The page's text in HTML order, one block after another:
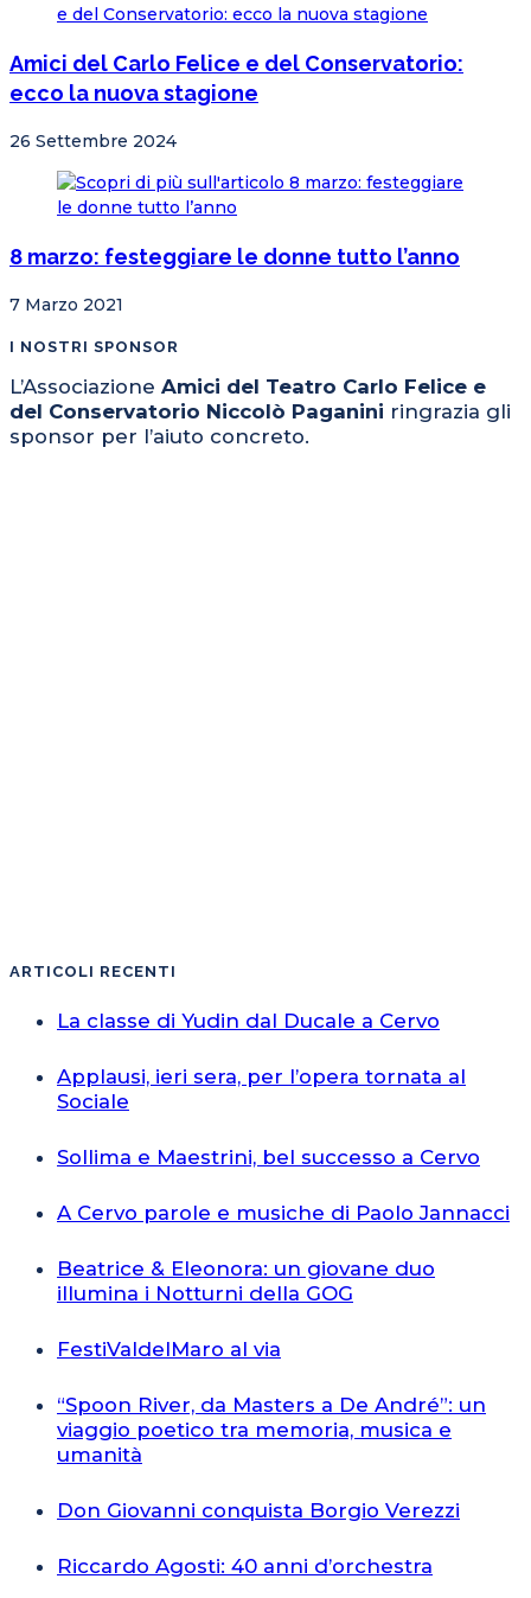
Amici del Carlo Felice e del Conservatorio:
ecco la nuova stagione
26 Settembre 2024
8 marzo: festeggiare le donne tutto l’anno
7 Marzo 2021
I NOSTRI SPONSOR
L’Associazione Amici del Teatro Carlo Felice e
del Conservatorio Niccolò Paganini ringrazia gli
sponsor per l’aiuto concreto.
ARTICOLI RECENTI
La classe di Yudin dal Ducale a Cervo
Applausi, ieri sera, per l’opera tornata al
Sociale
Sollima e Maestrini, bel successo a Cervo
A Cervo parole e musiche di Paolo Jannacci
Beatrice & Eleonora: un giovane duo
illumina i Notturni della GOG
FestiValdelMaro al via
“Spoon River, da Masters a De André”: un
viaggio poetico tra memoria, musica e
umanità
Don Giovanni conquista Borgio Verezzi
Riccardo Agosti: 40 anni d’orchestra